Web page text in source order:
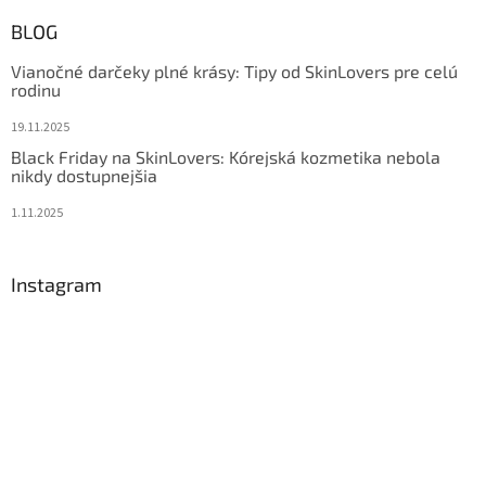
BLOG
Vianočné darčeky plné krásy: Tipy od SkinLovers pre celú
rodinu
19.11.2025
Black Friday na SkinLovers: Kórejská kozmetika nebola
nikdy dostupnejšia
1.11.2025
Instagram